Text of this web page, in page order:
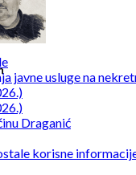
javne usluge na
Draganić
korisne